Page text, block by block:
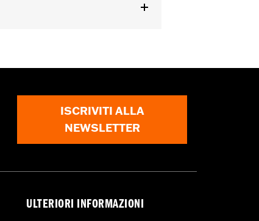
ISCRIVITI ALLA
NEWSLETTER
ULTERIORI INFORMAZIONI